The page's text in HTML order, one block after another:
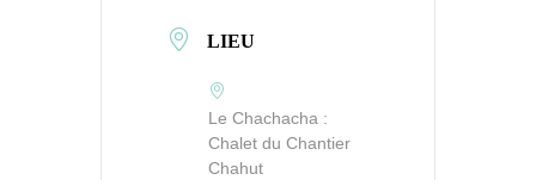
LIEU
Le Chachacha :
Chalet du Chantier
Chahut